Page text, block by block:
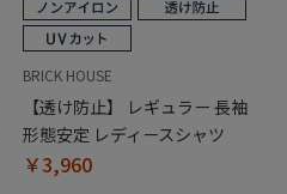
BRICK HOUSE
【透け防止】 レギュラー 長袖
形態安定 レディースシャツ
￥3,960